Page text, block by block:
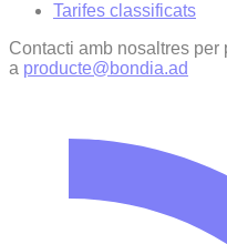
Tarifes classificats
Contacti amb nosaltres
a producte@bondia.ad